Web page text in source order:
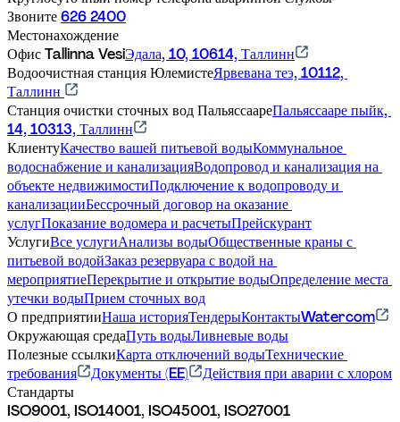
Звоните 626 2400
Местонахождение
Офис Tallinna VesiЭдала, 10, 10614, Таллинн
Водоочистная станция ЮлемистеЯрвевана теэ, 10112,
Таллинн
Станция очистки сточных вод ПальяссаареПальяссааре пыйк,
14, 10313, Таллинн
КлиентуКачество вашей питьевой водыКоммунальное
водоснабжение и канализацияВодопровод и канализация на
объекте недвижимостиПодключение к водопроводу и
канализацииБессрочный договор на оказание
услугПоказание водомера и расчетыПрейскурант
УслугиВсе услугиАнализы водыОбщественные краны с
питьевой водойЗаказ резервуара с водой на
мероприятиеПерекрытие и открытие водыОпределение места
утечки водыПрием сточных вод
О предприятииНаша историяТендерыКонтактыWatercom
Окружающая средаПуть водыЛивневые воды
Полезные ссылкиКарта отключений водыТехнические
требования
Документы (EE)
Действия при аварии с хлором
Стандарты
ISO9001, ISO14001, ISO45001, ISO27001